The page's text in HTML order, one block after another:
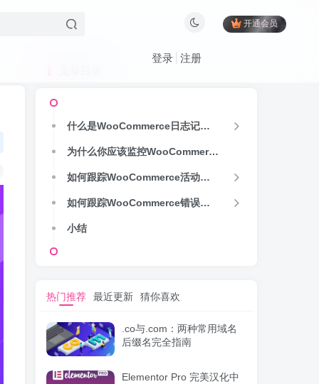
开通会员
登录 注册
什么是WooCommerce日志记录？
为什么你应该监控WooCommerce日志
如何跟踪WooCommerce活动记录
如何跟踪WooCommerce错误记录
小结
热门推荐 最近更新 猜你喜欢
.co与.com：两种常用域名
后缀名完全指南
Elementor Pro 完美汉化中